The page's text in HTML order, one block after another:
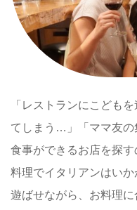
「レストランにこども
てしまう…」「ママ友の
食事ができるお店を探
料理でイタリアンはい
遊ばせながら、お料理